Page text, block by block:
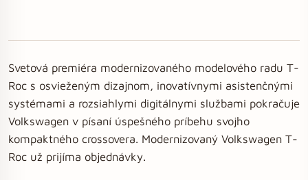
Svetová premiéra modernizovaného modelového radu T-
Roc s osvieženým dizajnom, inovatívnymi asistenčnými
systémami a rozsiahlymi digitálnymi službami pokračuje
Volkswagen v písaní úspešného príbehu svojho
kompaktného crossovera. Modernizovaný Volkswagen T-
Roc už prijíma objednávky.